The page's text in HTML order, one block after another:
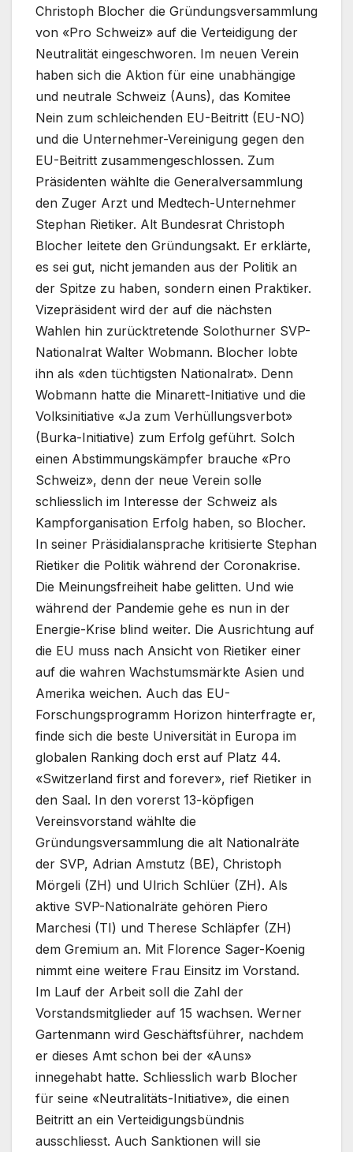
Christoph Blocher die Gründungsversammlung
von «Pro Schweiz» auf die Verteidigung der
Neutralität eingeschworen. Im neuen Verein
haben sich die Aktion für eine unabhängige
und neutrale Schweiz (Auns), das Komitee
Nein zum schleichenden EU-Beitritt (EU-NO)
und die Unternehmer-Vereinigung gegen den
EU-Beitritt zusammengeschlossen. Zum
Präsidenten wählte die Generalversammlung
den Zuger Arzt und Medtech-Unternehmer
Stephan Rietiker. Alt Bundesrat Christoph
Blocher leitete den Gründungsakt. Er erklärte,
es sei gut, nicht jemanden aus der Politik an
der Spitze zu haben, sondern einen Praktiker.
Vizepräsident wird der auf die nächsten
Wahlen hin zurücktretende Solothurner SVP-
Nationalrat Walter Wobmann. Blocher lobte
ihn als «den tüchtigsten Nationalrat». Denn
Wobmann hatte die Minarett-Initiative und die
Volksinitiative «Ja zum Verhüllungsverbot»
(Burka-Initiative) zum Erfolg geführt. Solch
einen Abstimmungskämpfer brauche «Pro
Schweiz», denn der neue Verein solle
schliesslich im Interesse der Schweiz als
Kampforganisation Erfolg haben, so Blocher.
In seiner Präsidialansprache kritisierte Stephan
Rietiker die Politik während der Coronakrise.
Die Meinungsfreiheit habe gelitten. Und wie
während der Pandemie gehe es nun in der
Energie-Krise blind weiter. Die Ausrichtung auf
die EU muss nach Ansicht von Rietiker einer
auf die wahren Wachstumsmärkte Asien und
Amerika weichen. Auch das EU-
Forschungsprogramm Horizon hinterfragte er,
finde sich die beste Universität in Europa im
globalen Ranking doch erst auf Platz 44.
«Switzerland first and forever», rief Rietiker in
den Saal. In den vorerst 13-köpfigen
Vereinsvorstand wählte die
Gründungsversammlung die alt Nationalräte
der SVP, Adrian Amstutz (BE), Christoph
Mörgeli (ZH) und Ulrich Schlüer (ZH). Als
aktive SVP-Nationalräte gehören Piero
Marchesi (TI) und Therese Schläpfer (ZH)
dem Gremium an. Mit Florence Sager-Koenig
nimmt eine weitere Frau Einsitz im Vorstand.
Im Lauf der Arbeit soll die Zahl der
Vorstandsmitglieder auf 15 wachsen. Werner
Gartenmann wird Geschäftsführer, nachdem
er dieses Amt schon bei der «Auns»
innegehabt hatte. Schliesslich warb Blocher
für seine «Neutralitäts-Initiative», die einen
Beitritt an ein Verteidigungsbündnis
ausschliesst. Auch Sanktionen will sie